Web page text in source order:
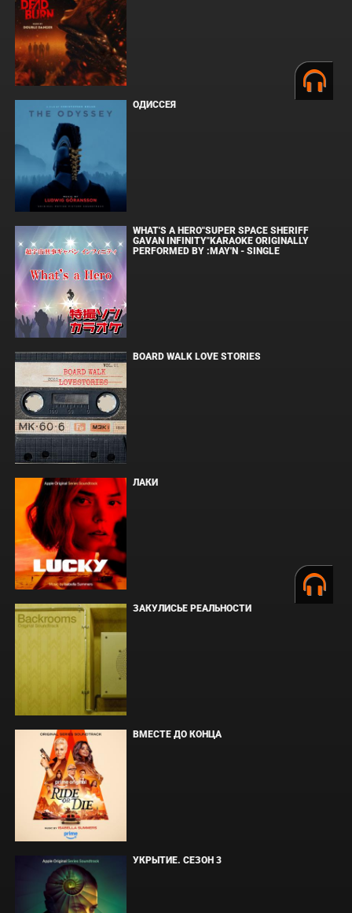
ОДИССЕЯ
WHAT'S A HERO"SUPER SPACE SHERIFF
GAVAN INFINITY"KARAOKE ORIGINALLY
PERFORMED BY :MAY'N - SINGLE
BOARD WALK LOVE STORIES
ЛАКИ
ЗАКУЛИСЬЕ РЕАЛЬНОСТИ
ВМЕСТЕ ДО КОНЦА
УКРЫТИЕ. СЕЗОН 3